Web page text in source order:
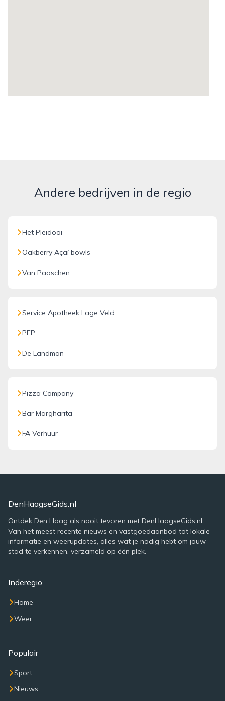
Andere bedrijven in de regio
Het Pleidooi
Oakberry Açaí bowls
Van Paaschen
Service Apotheek Lage Veld
PEP
De Landman
Pizza Company
Bar Margharita
FA Verhuur
DenHaagseGids.nl
Ontdek Den Haag als nooit tevoren met DenHaagseGids.nl.
Van het meest recente nieuws en vastgoedaanbod tot lokale
informatie en weerupdates, alles wat je nodig hebt om jouw
stad te verkennen, verzameld op één plek.
Inderegio
Home
Weer
Populair
Sport
Nieuws